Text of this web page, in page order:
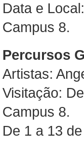
Data e
Campus 8.
Percursos
Artistas:
Visitação:
Campus 8.
De 1 a 13